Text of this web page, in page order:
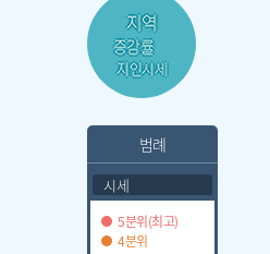
지역
증감률
지인시세
범례
시세
5분위(최고)
4분위